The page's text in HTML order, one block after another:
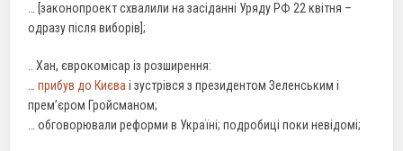
… [законопроект схвалили на засіданні Уряду РФ 22 квітня –
одразу після виборів];
.. Хан, єврокомісар із розширення:
…прибув до Києва і зустрівся з президентом Зеленським і
прем’єром Гройсманом;
… обговорювали реформи в Україні; подробиці поки невідомі;